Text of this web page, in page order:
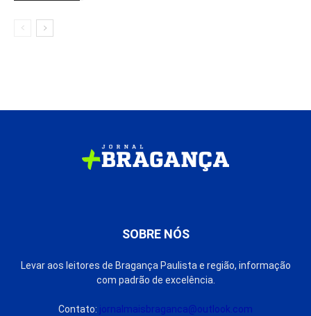
SOBRE NÓS
Levar aos leitores de Bragança Paulista e região, informação
com padrão de excelência.
Contato: jornalmaisbraganca@outlook.com